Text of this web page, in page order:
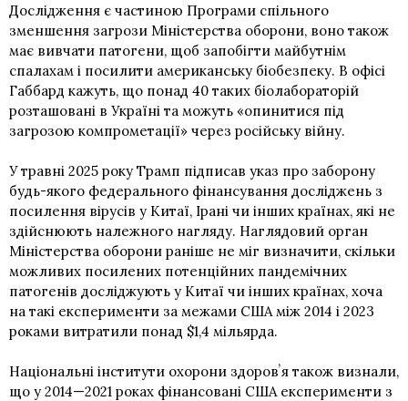
Дослідження є частиною Програми спільного
зменшення загрози Міністерства оборони, воно також
має вивчати патогени, щоб запобігти майбутнім
спалахам і посилити американську біобезпеку. В офісі
Габбард кажуть, що понад 40 таких біолабораторій
розташовані в Україні та можуть «опинитися під
загрозою компрометації» через російську війну.
У травні 2025 року Трамп підписав указ про заборону
будь-якого федерального фінансування досліджень з
посилення вірусів у Китаї, Ірані чи інших країнах, які не
здійснюють належного нагляду. Наглядовий орган
Міністерства оборони раніше не міг визначити, скільки
можливих посилених потенційних пандемічних
патогенів досліджують у Китаї чи інших країнах, хоча
на такі експерименти за межами США між 2014 і 2023
роками витратили понад $1,4 мільярда.
Національні інститути охорони здоровʼя також визнали,
що у 2014—2021 роках фінансовані США експерименти з